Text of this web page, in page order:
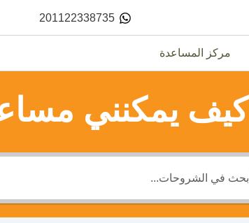
201122338735
مركز المساعدة
كيف يمكنني